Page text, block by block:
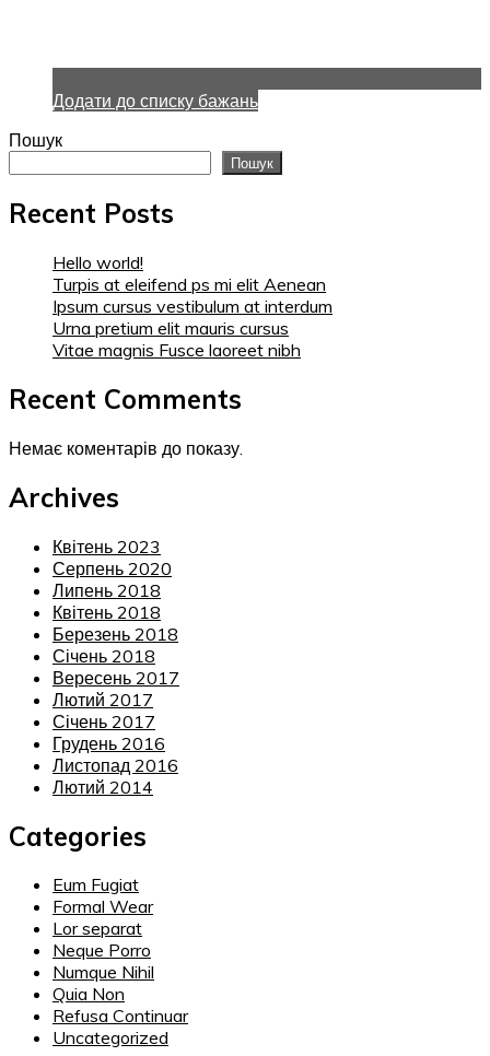
Додати до списку бажань
Пошук
Пошук
Recent Posts
Hello world!
Turpis at eleifend ps mi elit Aenean
Ipsum cursus vestibulum at interdum
Urna pretium elit mauris cursus
Vitae magnis Fusce laoreet nibh
Recent Comments
Немає коментарів до показу.
Archives
Квітень 2023
Серпень 2020
Липень 2018
Квітень 2018
Березень 2018
Січень 2018
Вересень 2017
Лютий 2017
Січень 2017
Грудень 2016
Листопад 2016
Лютий 2014
Categories
Eum Fugiat
Formal Wear
Lor separat
Neque Porro
Numque Nihil
Quia Non
Refusa Continuar
Uncategorized